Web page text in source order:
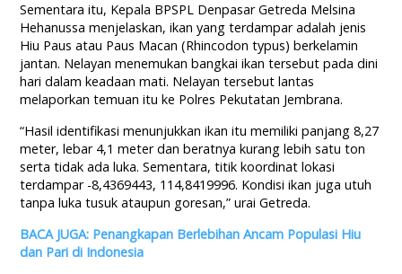
Sementara itu, Kepala BPSPL Denpasar Getreda Melsina
Hehanussa menjelaskan, ikan yang terdampar adalah jenis
Hiu Paus atau Paus Macan (Rhincodon typus) berkelamin
jantan. Nelayan menemukan bangkai ikan tersebut pada dini
hari dalam keadaan mati. Nelayan tersebut lantas
melaporkan temuan itu ke Polres Pekutatan Jembrana.
“Hasil identifikasi menunjukkan ikan itu memiliki panjang 8,27
meter, lebar 4,1 meter dan beratnya kurang lebih satu ton
serta tidak ada luka. Sementara, titik koordinat lokasi
terdampar -8,4369443, 114,8419996. Kondisi ikan juga utuh
tanpa luka tusuk ataupun goresan,” urai Getreda.
BACA JUGA: Penangkapan Berlebihan Ancam Populasi Hiu
dan Pari di Indonesia